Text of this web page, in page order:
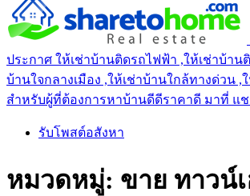
ประกาศ ให้เช่าบ้านติดรถไฟฟ้า ,ให้เช่าบ้าน
บ้านใจกลางเมือง ,ให้เช่าบ้านใกล้ทางด่วน ,
สำหรับผู้ที่ต้องการหาบ้านดีดีราคาดี มาที่ แ
รับโพสต์อสังหา
หมวดหมู่: ขาย ทาวน์